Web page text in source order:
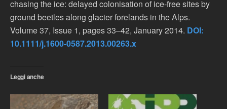
chasing the ice: delayed colonisation of ice-free sites by
ground beetles along glacier forelands in the Alps.
Volume 37, Issue 1, pages 33–42, January 2014. DOI:
10.1111/j.1600-0587.2013.00263.x
Leggi anche